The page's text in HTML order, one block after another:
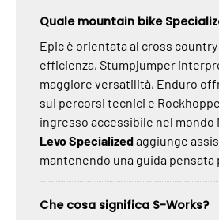
Quale mountain bike
Epic è orientata al cross country
efficienza, Stumpjumper
maggiore versatilità, Enduro
sui percorsi tecnici e
ingresso accessibile nel mondo
Levo Specializedaggiunge
mantenendo una guida pensata
Che cosa significa S-Works?